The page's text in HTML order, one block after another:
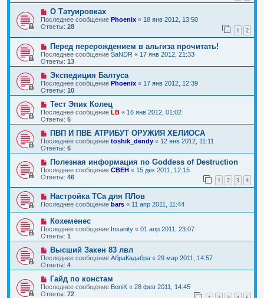
О Татуировках
Последнее сообщение Phoenix « 18 янв 2012, 13:50
Ответы: 28 1 2
Перед перерождением в альгиза прочитать!
Последнее сообщение SaNDR « 17 янв 2012, 21:33
Ответы: 13
Экспедиция Балтуса
Последнее сообщение Phoenix « 17 янв 2012, 12:39
Ответы: 10
Тест Эпик Колец
Последнее сообщение LB « 16 янв 2012, 01:02
Ответы: 5
ПВП И ПВЕ АТРИБУТ ОРУЖИЯ ХЕЛИОСА
Последнее сообщение toshik_dendy « 12 янв 2012, 11:11
Ответы: 6
Полезная информация по Goddess of Destruction
Последнее сообщение CBEH « 15 дек 2011, 12:15
Ответы: 46 1 2 3 4
Настройка ТСа для ПЛов
Последнее сообщение bars « 11 апр 2011, 11:44
Кохеменес
Последнее сообщение Insanity « 01 апр 2011, 23:07
Ответы: 1
Высший Закен 83 лвл
Последнее сообщение АбраКадабра « 29 мар 2011, 14:57
Ответы: 4
Гайд по констам
Последнее сообщение BoniK « 28 фев 2011, 14:45
Ответы: 72